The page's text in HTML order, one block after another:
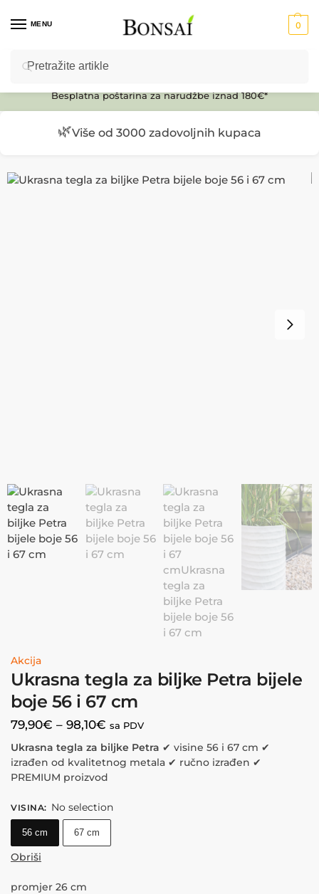
MENU 0
Ulaz u E-SHOP
Besplatna poštarina za narudžbe iznad 180€*
🌿Više od 3000 zadovoljnih kupaca
Akcija
Ukrasna tegla za biljke Petra bijele
boje 56 i 67 cm
79,90€ – 98,10€ sa PDV
Ukrasna tegla za biljke Petra ✔︎ visine 56 i 67 cm ✔︎
izrađen od kvalitetnog metala ✔︎ ručno izrađen ✔︎
PREMIUM proizvod
VISINA: No selection
56 cm 67 cm
Obriši
promjer 26 cm